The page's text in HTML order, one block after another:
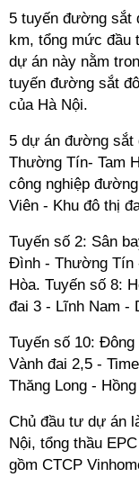
5 tuyến đường sắt
km, tổng mức đầu
dự án này nằm
tuyến đường sắt
của Hà Nội.
5 dự án đường sắt
Thường Tín- Tam
công nghiệp
Viên - Khu đô thị
Tuyến số 2: Sân
Đình - Thường Tín
Hòa. Tuyến số 8:
đai 3 - Lĩnh Nam -
Tuyến số 10:
Vành đai 2,5 -
Thăng Long -
Chủ đầu tư dự án
Nội, tổng thầu
gồm CTCP